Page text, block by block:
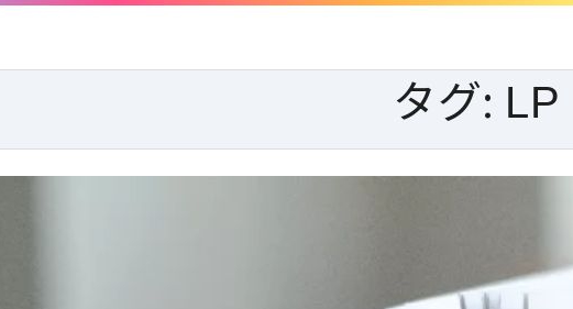
タグ: LP